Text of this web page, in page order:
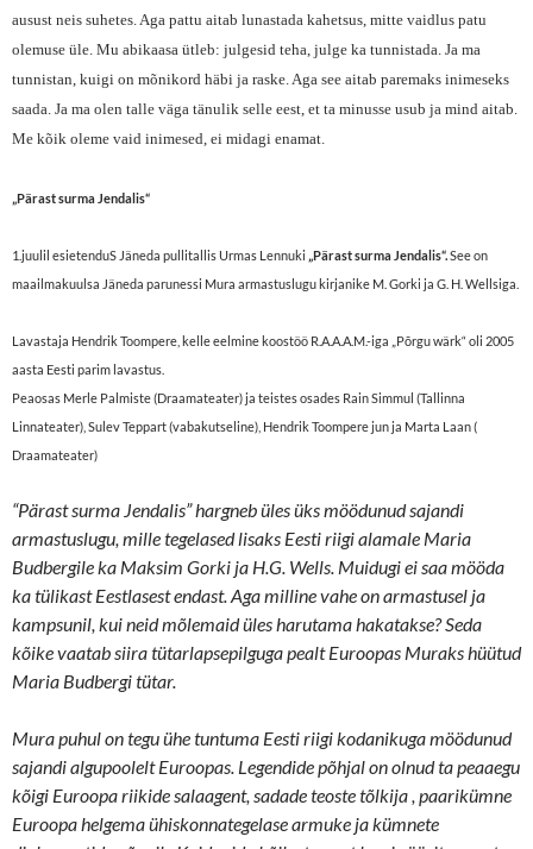
ausust neis suhetes. Aga pattu aitab lunastada kahetsus, mitte vaidlus patu
olemuse üle. Mu abikaasa ütleb: julgesid teha, julge ka tunnistada. Ja ma
tunnistan, kuigi on mõnikord häbi ja raske. Aga see aitab paremaks inimeseks
saada. Ja ma olen talle väga tänulik selle eest, et ta minusse usub ja mind aitab.
Me kõik oleme vaid inimesed, ei midagi enamat.
„Pärast surma Jendalis“
1.juulil esietenduS Jäneda pullitallis Urmas Lennuki „Pärast surma Jendalis“.See on
maailmakuulsa Jäneda parunessi Mura armastuslugu kirjanike M. Gorki ja G. H. Wellsiga.
Lavastaja Hendrik Toompere, kelle eelmine koostöö R.A.A.A.M.-iga „Põrgu wärk“ oli 2005
aasta Eesti parim lavastus.
Peaosas Merle Palmiste (Draamateater) ja teistes osades Rain Simmul (Tallinna
Linnateater), Sulev Teppart (vabakutseline), Hendrik Toompere jun ja Marta Laan (
Draamateater)
“Pärast surma Jendalis” hargneb üles üks möödunud sajandi
armastuslugu, mille tegelased lisaks Eesti riigi alamale Maria
Budbergile ka Maksim Gorki ja H.G. Wells. Muidugi ei saa mööda
ka tülikast Eestlasest endast. Aga milline vahe on armastusel ja
kampsunil, kui neid mõlemaid üles harutama hakatakse? Seda
kõike vaatab siira tütarlapsepilguga pealt Euroopas Muraks hüütud
Maria Budbergi tütar.
Mura puhul on tegu ühe tuntuma Eesti riigi kodanikuga möödunud
sajandi algupoolelt Euroopas. Legendide põhjal on olnud ta peaaegu
kõigi Euroopa riikide salaagent, sadade teoste tõlkija , paarikümne
Euroopa helgema ühiskonnategelase armuke ja kümnete